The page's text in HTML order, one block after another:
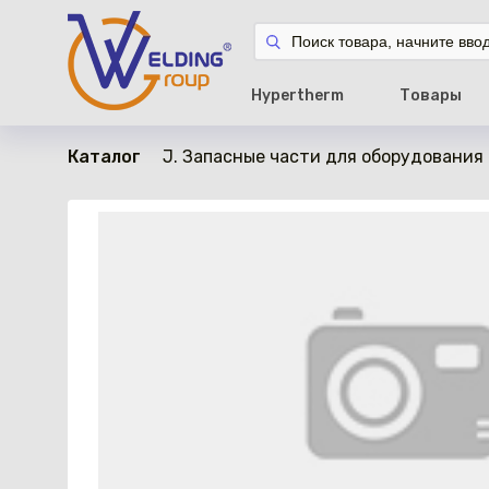
Hypertherm Товары
Каталог J. Запасные части для оборудования
в наличии